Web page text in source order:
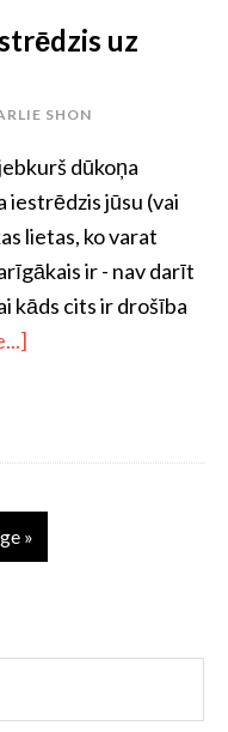
uz
SHON
dūkoņa
iestrēdzis jūsu (vai
lietas, ko varat
ir - nav darīt
kāds cits ir drošība
»